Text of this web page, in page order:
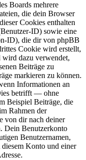
Boards mehrere
die dein Browser
Cookies enthalten
ID) sowie eine
ID), die dir von phpBB
Cookie wird erstellt,
wird dazu verwendet,
Beiträge zu
markieren zu können.
Informationen an
betrifft — ohne
Beispiel Beiträge, die
Rahmen der
von dir nach deiner
Dein Benutzerkonto
Benutzernamen,
Konto und einer